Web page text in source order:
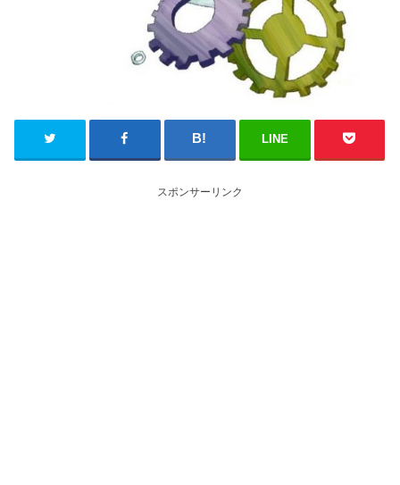
LINE
スポンサーリンク